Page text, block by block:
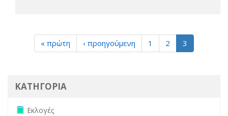
« πρώτη ‹ προηγούμενη 1 2 3
ΚΑΤΗΓΟΡΙΑ
Remove Εκλογές filter
Εκλογές